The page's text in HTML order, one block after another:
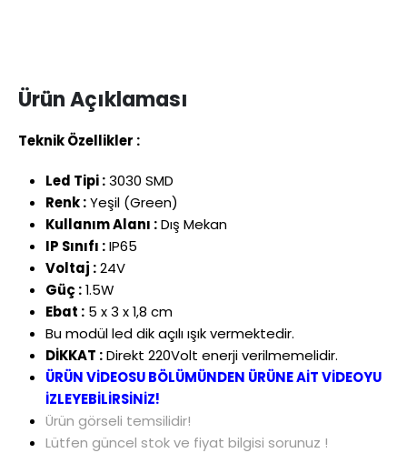
Ürün Açıklaması
Teknik Özellikler :
Led Tipi :3030 SMD
Renk :Yeşil (Green)
Kullanım Alanı :Dış Mekan
IP Sınıfı :IP65
Voltaj :24V
Güç :1.5W
Ebat :5 x 3 x 1,8 cm
Bu modül led dik açılı ışık vermektedir.
DİKKAT :Direkt 220Volt enerji verilmemelidir.
ÜRÜN VİDEOSU BÖLÜMÜNDEN ÜRÜNE AİT VİDEOYU
İZLEYEBİLİRSİNİZ!
Ürün görseli temsilidir!
Lütfen güncel stok ve fiyat bilgisi sorunuz !